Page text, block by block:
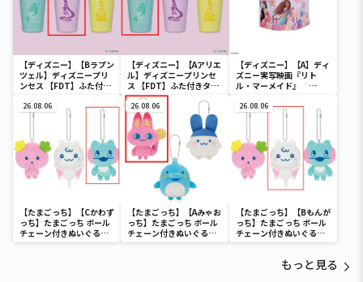
【ディズニー】【Bラプン
ツェル】ディズニープリ
ンセス 【FDT】ふた付き
【ディズニー】【Aアリエ
ル】ディズニープリンセ
ス 【FDT】ふた付きタン
ブラー
【ディズニー】【A】ディ
ズニー実写映画『リト
ル・マーメイド』
チェアー
26.08.06
【たまごっち】【Cかわず
っち】たまごっち ボール
チェーン付きぬいぐるみ
～Tamagotchi
26.08.06
【たまごっち】【Aみゃお
っち】たまごっち ボール
チェーン付きぬいぐるみ
～Tamagotchi
26.08.06
【たまごっち】【Bもんが
っち】たまごっち ボール
チェーン付きぬいぐるみ
～Tamagotchi
もっと見る